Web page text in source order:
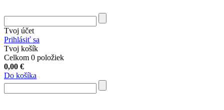
Tvoj účet
Prihlásiť sa
Tvoj košík
Celkom 0 položiek
0,00 €
Do košíka